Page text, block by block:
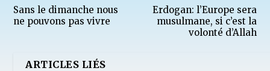
Sans le dimanche nous
ne pouvons pas vivre
Erdogan: l’Europe sera
musulmane, si c’est la
volonté d’Allah
ARTICLES LIÉS